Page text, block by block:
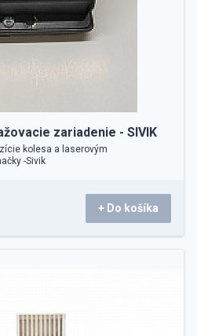
zariadenie - SIVIK
kolesa a laserovým
-Sivik
+ Do košíka